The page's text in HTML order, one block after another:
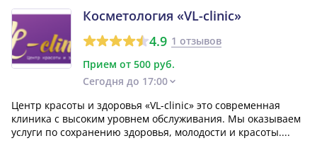
Косметология «VL-clinic»
4.9 1 отзывов
Прием от 500 руб.
Сегодня до 17:00
Центр красоты и здоровья «VL-clinic» это современная
клиника с высоким уровнем обслуживания. Мы оказываем
услуги по сохранению здоровья, молодости и красоты....